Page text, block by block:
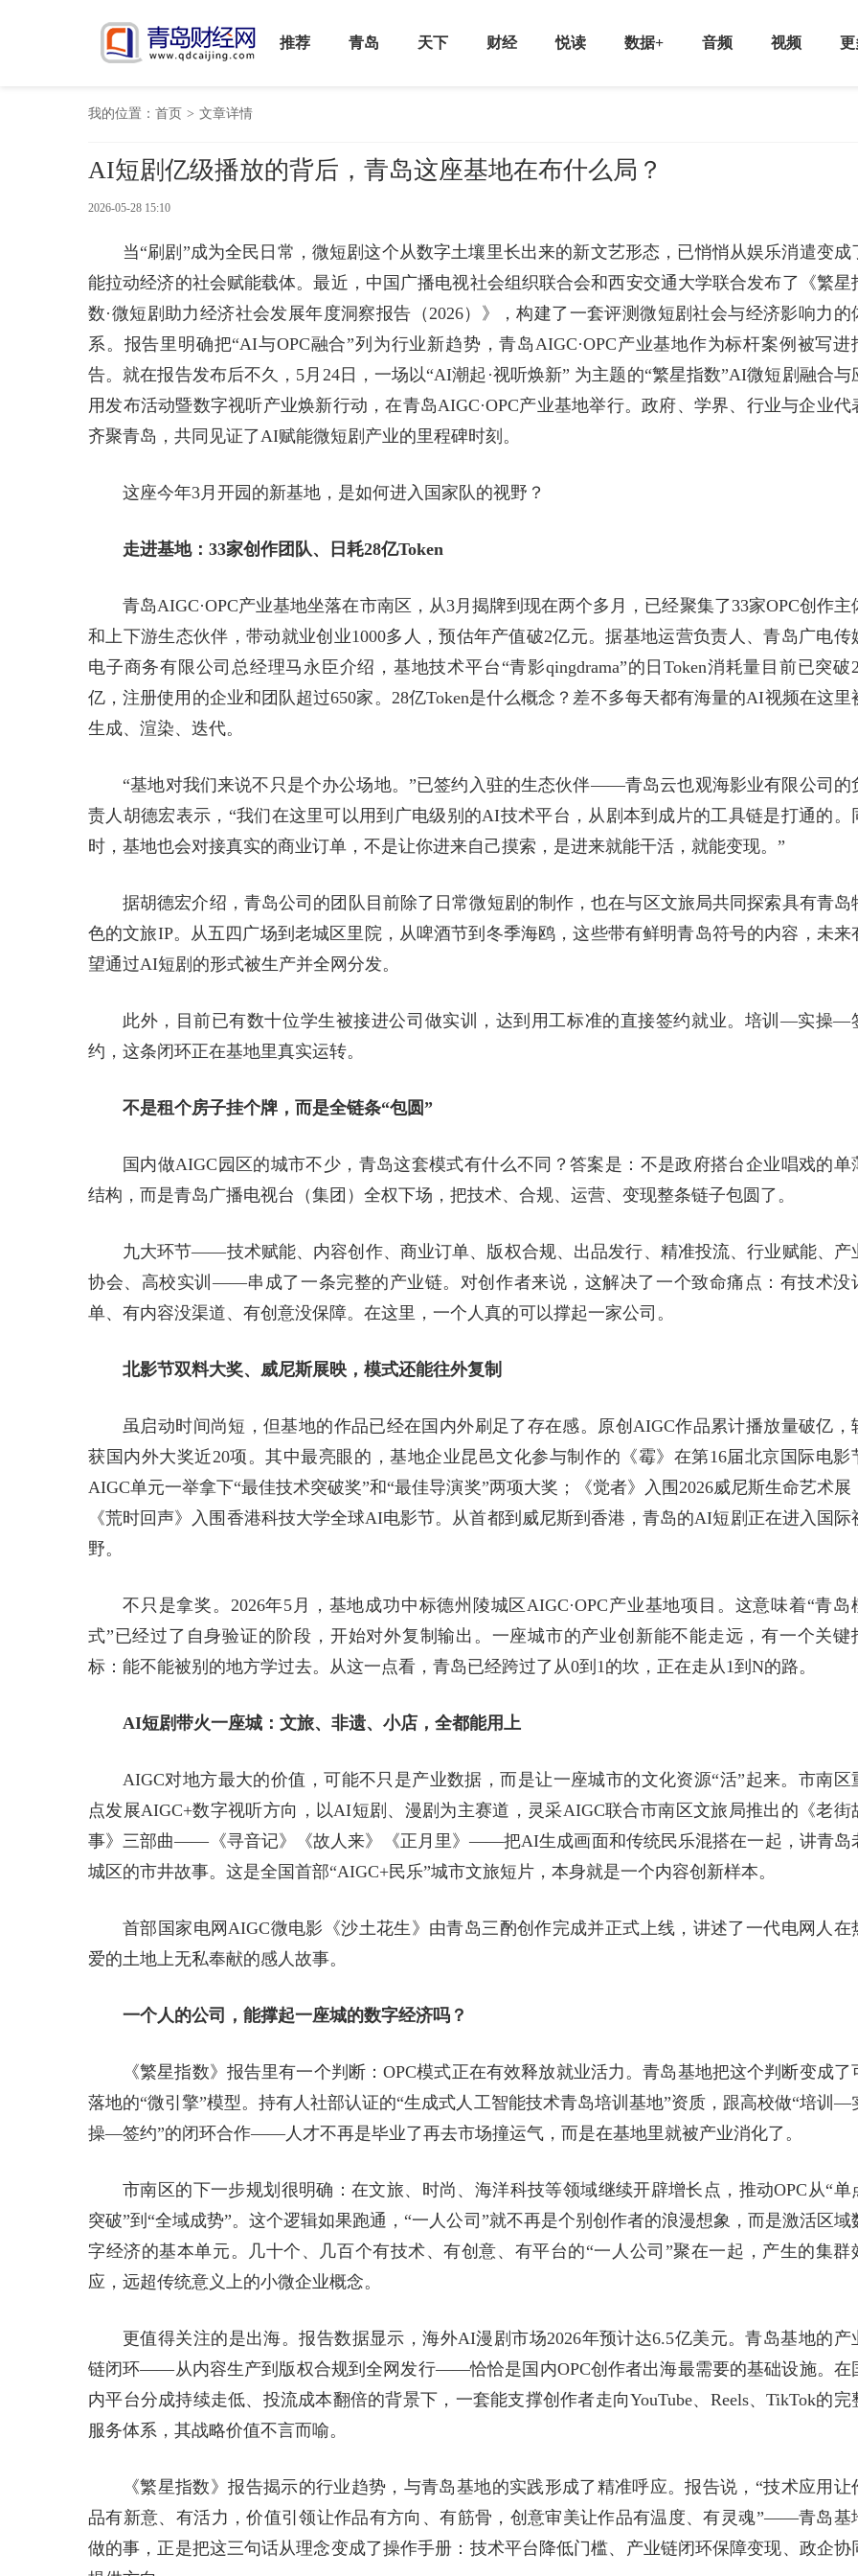
推荐 青岛 天下 财经 悦读 数据+ 音频 视频 更
我的位置： 首页 > 文章详情
AI短剧亿级播放的背后，青岛这座基地在布什么局？
2026-05-28 15:10
当“刷剧”成为全民日常，微短剧这个从数字土壤里长出来的新文艺形态，已悄悄从娱乐消遣变成
能拉动经济的社会赋能载体。最近，中国广播电视社会组织联合会和西安交通大学联合发布了《繁星
数·微短剧助力经济社会发展年度洞察报告（2026）》，构建了一套评测微短剧社会与经济影响力的
系。报告里明确把“AI与OPC融合”列为行业新趋势，青岛AIGC·OPC产业基地作为标杆案例被写进
告。就在报告发布后不久，5月24日，一场以“AI潮起·视听焕新” 为主题的“繁星指数”AI微短剧融合与
用发布活动暨数字视听产业焕新行动，在青岛AIGC·OPC产业基地举行。政府、学界、行业与企业代
齐聚青岛，共同见证了AI赋能微短剧产业的里程碑时刻。
这座今年3月开园的新基地，是如何进入国家队的视野？
走进基地：33家创作团队、日耗28亿Token
青岛AIGC·OPC产业基地坐落在市南区，从3月揭牌到现在两个多月，已经聚集了33家OPC创作主
和上下游生态伙伴，带动就业创业1000多人，预估年产值破2亿元。据基地运营负责人、青岛广电传
电子商务有限公司总经理马永臣介绍，基地技术平台“青影qingdrama”的日Token消耗量目前已突破
亿，注册使用的企业和团队超过650家。28亿Token是什么概念？差不多每天都有海量的AI视频在这里
生成、渲染、迭代。
“基地对我们来说不只是个办公场地。”已签约入驻的生态伙伴——青岛云也观海影业有限公司的
责人胡德宏表示，“我们在这里可以用到广电级别的AI技术平台，从剧本到成片的工具链是打通的。
时，基地也会对接真实的商业订单，不是让你进来自己摸索，是进来就能干活，就能变现。”
据胡德宏介绍，青岛公司的团队目前除了日常微短剧的制作，也在与区文旅局共同探索具有青岛
色的文旅IP。从五四广场到老城区里院，从啤酒节到冬季海鸥，这些带有鲜明青岛符号的内容，未来
望通过AI短剧的形式被生产并全网分发。
此外，目前已有数十位学生被接进公司做实训，达到用工标准的直接签约就业。培训—实操—
约，这条闭环正在基地里真实运转。
不是租个房子挂个牌，而是全链条“包圆”
国内做AIGC园区的城市不少，青岛这套模式有什么不同？答案是：不是政府搭台企业唱戏的单
结构，而是青岛广播电视台（集团）全权下场，把技术、合规、运营、变现整条链子包圆了。
九大环节——技术赋能、内容创作、商业订单、版权合规、出品发行、精准投流、行业赋能、产
协会、高校实训——串成了一条完整的产业链。对创作者来说，这解决了一个致命痛点：有技术没
单、有内容没渠道、有创意没保障。在这里，一个人真的可以撑起一家公司。
北影节双料大奖、威尼斯展映，模式还能往外复制
虽启动时间尚短，但基地的作品已经在国内外刷足了存在感。原创AIGC作品累计播放量破亿，
获国内外大奖近20项。其中最亮眼的，基地企业昆邑文化参与制作的《霉》在第16届北京国际电影
AIGC单元一举拿下“最佳技术突破奖”和“最佳导演奖”两项大奖；《觉者》入围2026威尼斯生命艺术展
《荒时回声》入围香港科技大学全球AI电影节。从首都到威尼斯到香港，青岛的AI短剧正在进入国际
野。
不只是拿奖。2026年5月，基地成功中标德州陵城区AIGC·OPC产业基地项目。这意味着“青岛
式”已经过了自身验证的阶段，开始对外复制输出。一座城市的产业创新能不能走远，有一个关键
标：能不能被别的地方学过去。从这一点看，青岛已经跨过了从0到1的坎，正在走从1到N的路。
AI短剧带火一座城：文旅、非遗、小店，全都能用上
AIGC对地方最大的价值，可能不只是产业数据，而是让一座城市的文化资源“活”起来。市南区
点发展AIGC+数字视听方向，以AI短剧、漫剧为主赛道，灵采AIGC联合市南区文旅局推出的《老街
事》三部曲——《寻音记》《故人来》《正月里》——把AI生成画面和传统民乐混搭在一起，讲青岛
城区的市井故事。这是全国首部“AIGC+民乐”城市文旅短片，本身就是一个内容创新样本。
首部国家电网AIGC微电影《沙土花生》由青岛三酌创作完成并正式上线，讲述了一代电网人在
爱的土地上无私奉献的感人故事。
一个人的公司，能撑起一座城的数字经济吗？
《繁星指数》报告里有一个判断：OPC模式正在有效释放就业活力。青岛基地把这个判断变成了
落地的“微引擎”模型。持有人社部认证的“生成式人工智能技术青岛培训基地”资质，跟高校做“培训—
操—签约”的闭环合作——人才不再是毕业了再去市场撞运气，而是在基地里就被产业消化了。
市南区的下一步规划很明确：在文旅、时尚、海洋科技等领域继续开辟增长点，推动OPC从“单
突破”到“全域成势”。这个逻辑如果跑通，“一人公司”就不再是个别创作者的浪漫想象，而是激活区域
字经济的基本单元。几十个、几百个有技术、有创意、有平台的“一人公司”聚在一起，产生的集群
应，远超传统意义上的小微企业概念。
更值得关注的是出海。报告数据显示，海外AI漫剧市场2026年预计达6.5亿美元。青岛基地的产
链闭环——从内容生产到版权合规到全网发行——恰恰是国内OPC创作者出海最需要的基础设施。在
内平台分成持续走低、投流成本翻倍的背景下，一套能支撑创作者走向YouTube、Reels、TikTok的完
服务体系，其战略价值不言而喻。
《繁星指数》报告揭示的行业趋势，与青岛基地的实践形成了精准呼应。报告说，“技术应用让
品有新意、有活力，价值引领让作品有方向、有筋骨，创意审美让作品有温度、有灵魂”——青岛基
做的事，正是把这三句话从理念变成了操作手册：技术平台降低门槛、产业链闭环保障变现、政企协